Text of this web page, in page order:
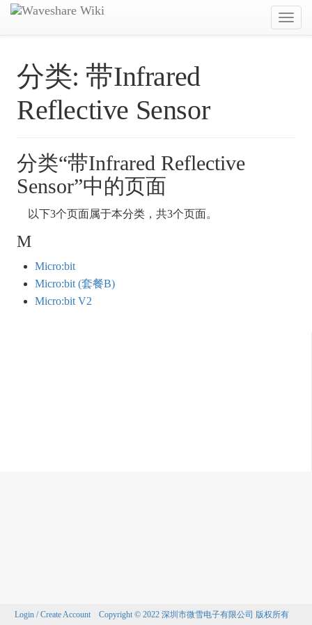
分类: 带Infrared
Reflective Sensor
分类“带Infrared Reflective
Sensor”中的页面
以下3个页面属于本分类，共3个页面。
M
Micro:bit
Micro:bit (套餐B)
Micro:bit V2
Login / Create Account Copyright © 2022 深圳市微雪电子有限公司 版权所有